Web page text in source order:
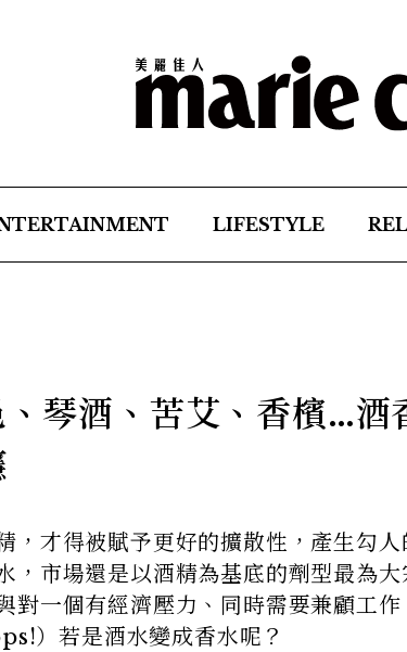
LIFESTYLE
琴酒、苦艾、香檳…酒
，才得被賦予更好的擴散性，產生勾
，市場還是以酒精為基底的劑型最為
對一個有經濟壓力、同時需要兼顧工
）若是酒水變成香水呢？